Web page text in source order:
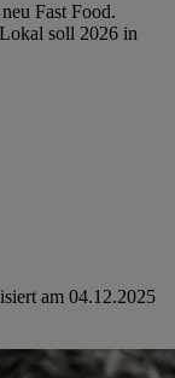
Fast Food.
soll 2026 in
am 04.12.2025